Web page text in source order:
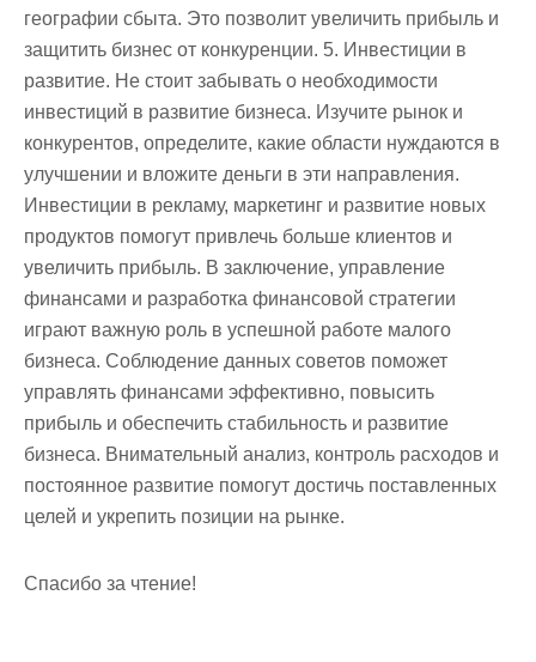
географии сбыта. Это позволит увеличить прибыль и
защитить бизнес от конкуренции. 5. Инвестиции в
развитие. Не стоит забывать о необходимости
инвестиций в развитие бизнеса. Изучите рынок и
конкурентов, определите, какие области нуждаются в
улучшении и вложите деньги в эти направления.
Инвестиции в рекламу, маркетинг и развитие новых
продуктов помогут привлечь больше клиентов и
увеличить прибыль. В заключение, управление
финансами и разработка финансовой стратегии
играют важную роль в успешной работе малого
бизнеса. Соблюдение данных советов поможет
управлять финансами эффективно, повысить
прибыль и обеспечить стабильность и развитие
бизнеса. Внимательный анализ, контроль расходов и
постоянное развитие помогут достичь поставленных
целей и укрепить позиции на рынке.
Спасибо за чтение!